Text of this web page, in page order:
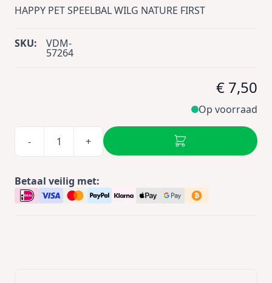
HAPPY PET SPEELBAL WILG NATURE FIRST
SKU: VDM-
57264
€ 7,50
Op voorraad
- +
Betaal veilig met: